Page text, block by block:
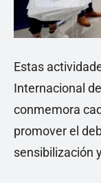
Estas
Internacional
conmemora
promover el
sensibilización